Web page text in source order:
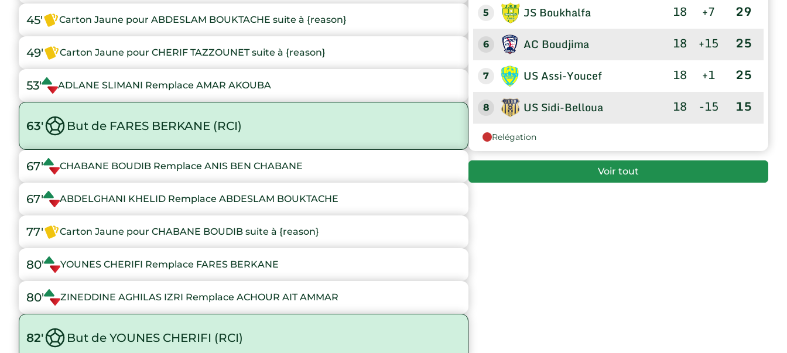
45' Carton Jaune pour ABDESLAM BOUKTACHE suite à {reason}
49' Carton Jaune pour CHERIF TAZZOUNET suite à {reason}
53' ADLANE SLIMANI Remplace AMAR AKOUBA
63' But de FARES BERKANE (RCI)
67' CHABANE BOUDIB Remplace ANIS BEN CHABANE
67' ABDELGHANI KHELID Remplace ABDESLAM BOUKTACHE
77' Carton Jaune pour CHABANE BOUDIB suite à {reason}
80' YOUNES CHERIFI Remplace FARES BERKANE
80' ZINEDDINE AGHILAS IZRI Remplace ACHOUR AIT AMMAR
82' But de YOUNES CHERIFI (RCI)
5 JS Boukhalfa 18 +7 29
6 AC Boudjima 18 +15 25
7 US Assi-Youcef 18 +1 25
8 US Sidi-Belloua 18 -15 15
9 US Bouhinoun
US Tala-Atmane
Relégation
Voir tout